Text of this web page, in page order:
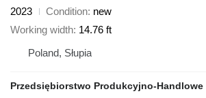
2023
Condition new
Working width 14.76 ft
Poland, Słupia